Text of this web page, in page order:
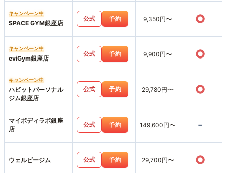
キャンペーン中
SPACE GYM銀座店
公式 予約 9,350円〜 ○
キャンペーン中
eviGym銀座店
公式 予約 9,900円〜 ○
キャンペーン中
ハビットパーソナル
ジム銀座店
公式 予約 29,780円〜 ○
マイボディラボ銀座
店
公式 予約 149,600円〜 -
ウェルビージム 公式 予約 29,700円〜 ○